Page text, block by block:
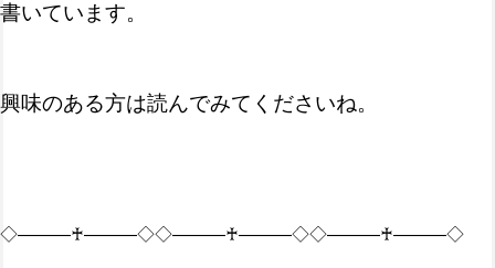
書いています。
興味のある方は読んでみてくださいね。
◇―――♰―――◇◇―――♰―――◇◇―――♰―――◇